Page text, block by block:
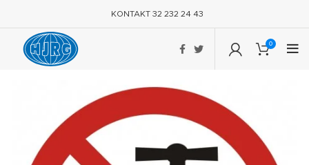
KONTAKT 32 232 24 43
0